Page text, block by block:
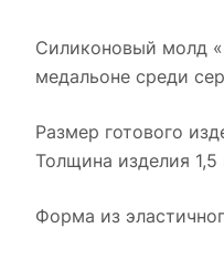
Силиконовый молд
медальоне среди
Размер готового
Толщина изделия
Форма из